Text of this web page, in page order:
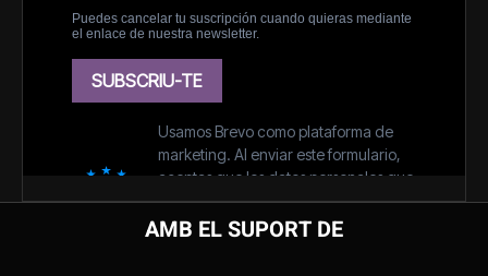
AMB EL SUPORT DE